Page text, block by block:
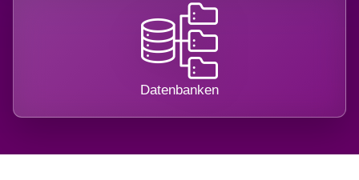
Datenbanken